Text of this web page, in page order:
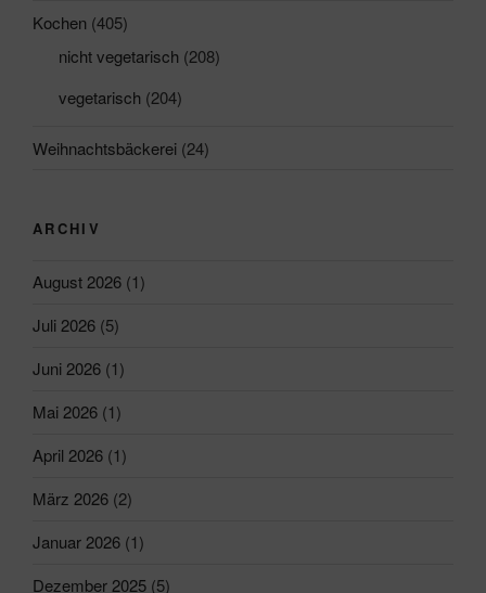
Kochen (405)
nicht vegetarisch (208)
vegetarisch (204)
Weihnachtsbäckerei (24)
ARCHIV
August 2026 (1)
Juli 2026 (5)
Juni 2026 (1)
Mai 2026 (1)
April 2026 (1)
März 2026 (2)
Januar 2026 (1)
Dezember 2025 (5)